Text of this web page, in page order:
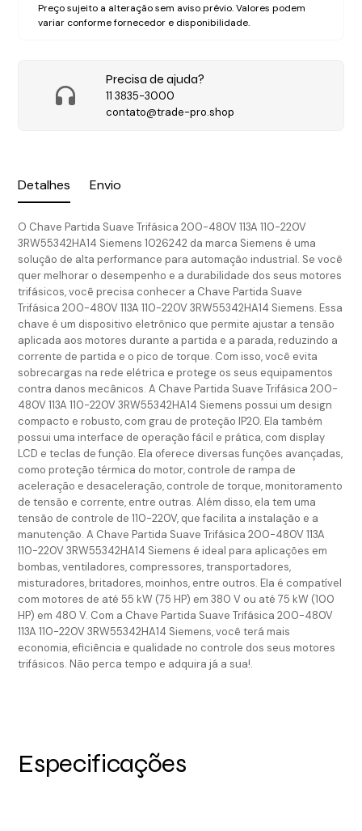
Detalhes Envio
O Chave Partida Suave Trifásica 200-480V 113A 110-220V
3RW55342HA14 Siemens 1026242 da marca Siemens é uma
solução de alta performance para automação industrial. Se você
quer melhorar o desempenho e a durabilidade dos seus motores
trifásicos, você precisa conhecer a Chave Partida Suave
Trifásica 200-480V 113A 110-220V 3RW55342HA14 Siemens. Essa
chave é um dispositivo eletrônico que permite ajustar a tensão
aplicada aos motores durante a partida e a parada, reduzindo a
corrente de partida e o pico de torque. Com isso, você evita
sobrecargas na rede elétrica e protege os seus equipamentos
contra danos mecânicos. A Chave Partida Suave Trifásica 200-
480V 113A 110-220V 3RW55342HA14 Siemens possui um design
compacto e robusto, com grau de proteção IP20. Ela também
possui uma interface de operação fácil e prática, com display
LCD e teclas de função. Ela oferece diversas funções avançadas,
como proteção térmica do motor, controle de rampa de
aceleração e desaceleração, controle de torque, monitoramento
de tensão e corrente, entre outras. Além disso, ela tem uma
tensão de controle de 110-220V, que facilita a instalação e a
manutenção. A Chave Partida Suave Trifásica 200-480V 113A
110-220V 3RW55342HA14 Siemens é ideal para aplicações em
bombas, ventiladores, compressores, transportadores,
misturadores, britadores, moinhos, entre outros. Ela é compatível
com motores de até 55 kW (75 HP) em 380 V ou até 75 kW (100
HP) em 480 V. Com a Chave Partida Suave Trifásica 200-480V
113A 110-220V 3RW55342HA14 Siemens, você terá mais
economia, eficiência e qualidade no controle dos seus motores
trifásicos. Não perca tempo e adquira já a sua!.
Preço sujeito a alteração sem aviso prévio. Valores podem
variar conforme fornecedor e disponibilidade.
Precisa de ajuda?
11 3835-3000
contato@trade-pro.shop
Especificações